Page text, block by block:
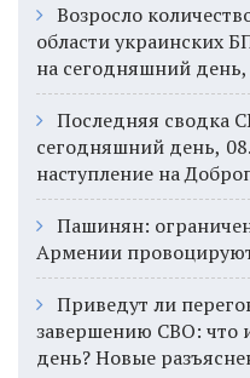
Возросло
области украинских
на сегодняшний день,
Последняя сводка
сегодняшний день,
наступление на
Пашинян:
Армении
Приведут ли
завершению СВО: что
день? Новые